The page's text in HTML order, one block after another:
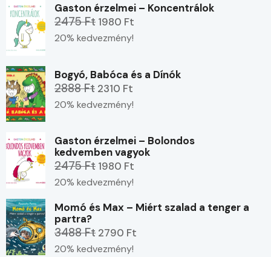
Gaston érzelmei – Koncentrálok
2475 Ft 1980 Ft
20% kedvezmény!
Bogyó, Babóca és a Dínók
2888 Ft 2310 Ft
20% kedvezmény!
Gaston érzelmei – Bolondos
kedvemben vagyok
2475 Ft 1980 Ft
20% kedvezmény!
Momó és Max – Miért szalad a tenger a
partra?
3488 Ft 2790 Ft
20% kedvezmény!